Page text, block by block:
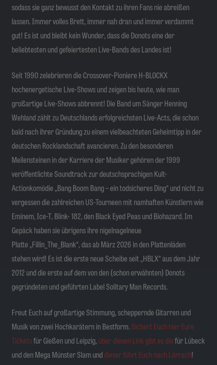
sodass sie ganz bewusst den Kontakt zu ihren Fans nie abreißen
lassen. Immer volles Brett, immer nah dran und immer verdammt
gut! Es ist und bleibt kein Wunder, dass die Donots eine der
beliebtesten und gefeiertesten Live-Bands des Landes ist!
Seit 1990 zelebrieren die Crossover-Pioniere H-BLOCKX
hochenergetische Live-Shows und zeigen bis heute, wie man
großartige Live-Shows abbrennt! Die Band um Sänger Henning
Wehland zählt zu Deutschlands erfolgreichsten Live-Acts, die schon
bald nach ihrer Gründung zu einem vielbeachteten Geheimtipp in der
deutschen Rocklandschaft avancieren. Zu den besonderen
Meilensteinen in der Karriere der Musiker gehören der 1999
veröffentlichte Soundtrack zur deutschsprachigen Kult-
Actionkomödie „Bang Boom Bang – ein todsicheres Ding“ und nicht zu
vergessen die zahlreichen US-Tourneen mit namhaften Künstlern wie
Eminem, Ice-T, Blink- 182, den Black Eyed Peas und Biohazard. Im
Gepäck haben sie übrigens ihre nigelnagelneue
Platte „Fillin_The_Blank“, das ab März 2026 in den Plattenläden
stehen wird! Es ist die erste neue Scheibe seit „HBLX“ aus dem Jahr
2012 und die erste auf dem von den (schon erwähnten) Donots
gegründeten und geführten Label Solitary Man Records.
Freut Euch auf großartige Stimmung, scheppernde Gitarren und
Musik von zwei Hochkarätern in Bestform.Sichert Euch hier Eure
Ticketsfür Gießen und Leipzig,über diesen Link gibt es diefür Lübeck
und den Mega Münster Slam unddieser führt Euch nach Lörrach!